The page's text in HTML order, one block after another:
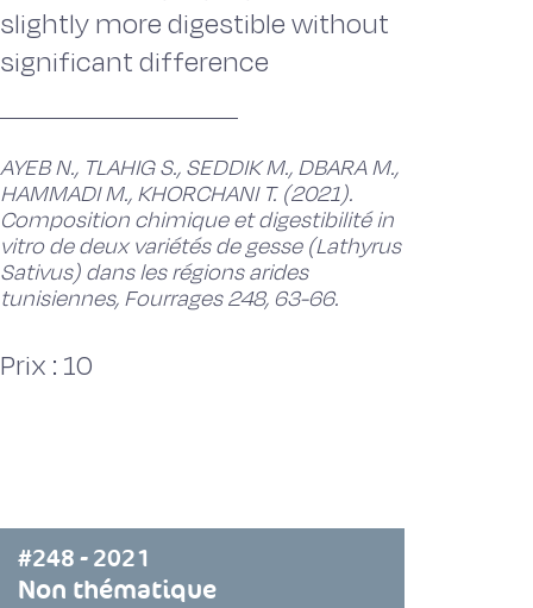
slightly more digestible without
significant difference
AYEB N., TLAHIG S., SEDDIK M., DBARA M.,
HAMMADI M., KHORCHANI T. (2021).
Composition chimique et digestibilité in
vitro de deux variétés de gesse (Lathyrus
Sativus) dans les régions arides
tunisiennes, Fourrages 248, 63-66.
Prix : 10
#248 - 2021
Non thématique